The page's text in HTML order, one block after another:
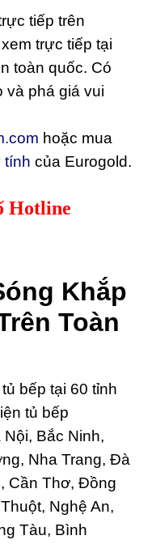
tiếp trên
trực tiếp tại
toàn quốc. Có
và phá giá vui
hoặc mua
tính của Eurogold.
Hotline
Khắp
Toàn
bếp tại 60 tỉnh
tủ bếp
Bắc Ninh,
Nha Trang, Đà
Cần Thơ, Đồng
Nghệ An,
Tàu, Bình